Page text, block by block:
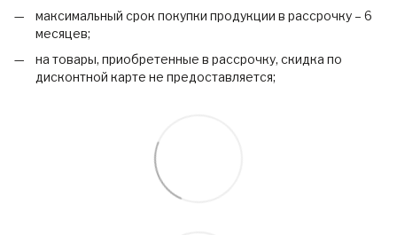
максимальный срок покупки продукции в рассрочку – 6
месяцев;
на товары, приобретенные в рассрочку, скидка по
дисконтной карте не предоставляется;